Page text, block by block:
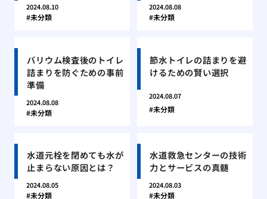
2024.08.10
未分類
2024.08.08
未分類
バリウム検査後のトイレ
詰まりを防ぐための事前
準備
2024.08.08
未分類
節水トイレの詰まりを避
けるための賢い選択
2024.08.07
未分類
水道元栓を閉めても水が
止まらない原因とは？
2024.08.05
未分類
水道救急センターの技術
力とサービスの真髄
2024.08.03
未分類